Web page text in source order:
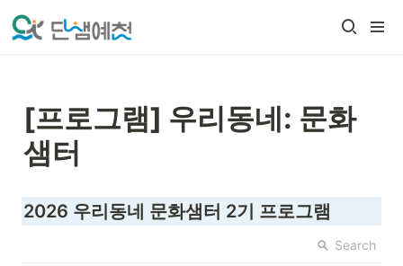
[프로그램] 우리동네: 문화
샘터
2026 우리동네 문화샘터 2기 프로그램
Search